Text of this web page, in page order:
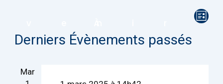
À venir
une
Derniers Évènements passés
Mar